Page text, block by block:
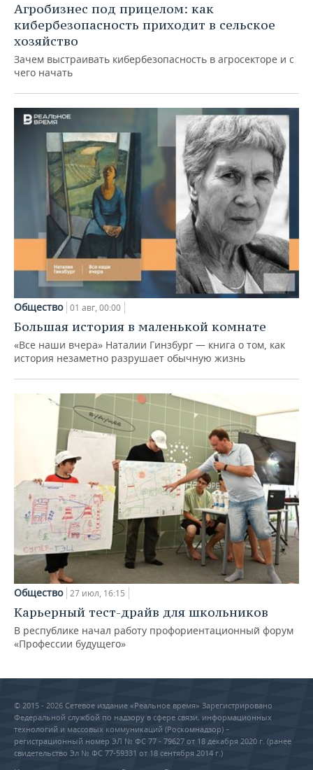
Агробизнес под прицелом: как
кибербезопасность приходит в сельское
хозяйство
Зачем выстраивать кибербезопасность в агросекторе и с
чего начать
Общество 01 авг, 00:00
Большая история в маленькой комнате
«Все наши вчера» Наталии Гинзбург — книга о том, как
история незаметно разрушает обычную жизнь
Общество 27 июл, 16:15
Карьерный тест-драйв для школьников
В республике начал работу профориентационный форум
«Профессии будущего»
© 2015 - 2026 Сетевое издание «Реальное время» Зарегистрировано
Федеральной службой по надзору в сфере связи, информационных
технологий и массовых коммуникаций (Роскомнадзор) –
регистрационный номер ЭЛ № ФС 77 - 79627 от 18 декабря 2020 г. (ранее
свидетельство Эл № ФС 77-59331 от 18 сентября 2014 г.)